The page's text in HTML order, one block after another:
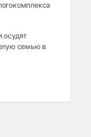
осудят
семью в